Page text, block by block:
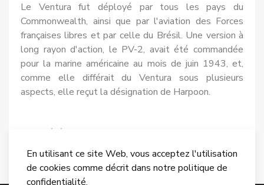
En utilisant ce site Web, vous acceptez l'utilisation
de cookies comme décrit dans notre politique de
confidentialité.
Le Ventura fut déployé par tous les pays du
Commonwealth, ainsi que par l'avia­tion des Forces
françaises libres et par celle du Brésil. Une version à
long rayon d'action, le PV-2, avait été commandée
pour la marine amé­ricaine au mois de juin 1943, et,
comme elle différait du Ventura sous plusieurs
aspects, elle reçut la dési­gnation de Harpoon.
Article précédent : Lockheed Hudson
Précédent